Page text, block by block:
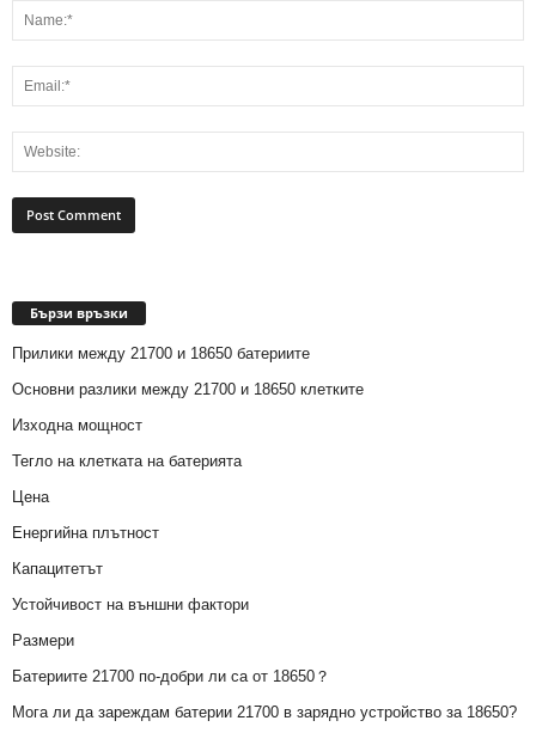
Бързи връзки
Прилики между 21700 и 18650 батериите
Основни разлики между 21700 и 18650 клетките
Изходна мощност
Тегло на клетката на батерията
Цена
Енергийна плътност
Капацитетът
Устойчивост на външни фактори
Размери
Батериите 21700 по-добри ли са от 18650？
Мога ли да зареждам батерии 21700 в зарядно устройство за 18650?